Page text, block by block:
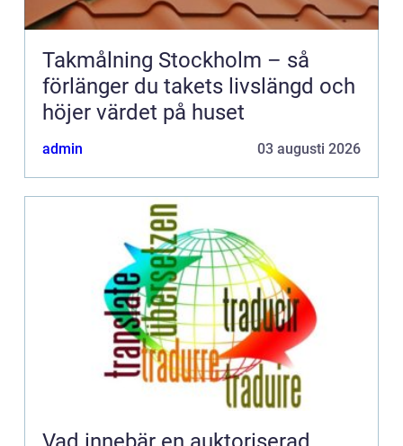
Takmålning Stockholm – så
förlänger du takets livslängd och
höjer värdet på huset
admin 03 augusti 2026